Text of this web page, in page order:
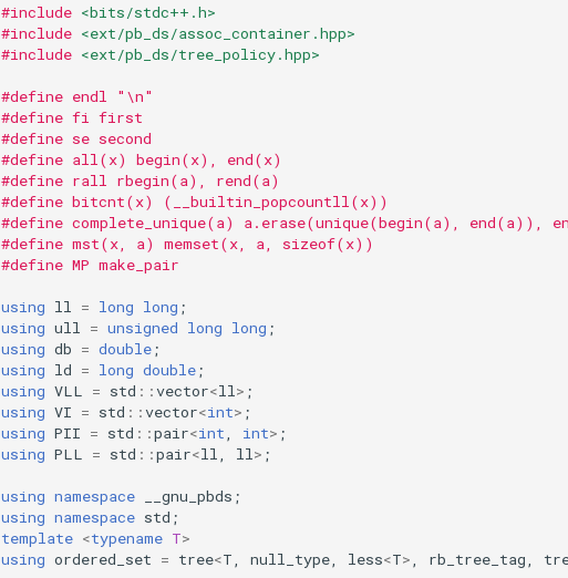
#include <bits/stdc++.h>
#include <ext/pb_ds/assoc_container.hpp>
#include <ext/pb_ds/tree_policy.hpp>
#define endl "\n"
#define fi first
#define se second
#define all(x) begin(x), end(x)
#define rall rbegin(a), rend(a)
#define bitcnt(x) (__builtin_popcountll(x))
#define complete_unique(a) a.erase(unique(begin(a), end(a)),
#define mst(x, a) memset(x, a, sizeof(x))
#define MP make_pair
using ll = long long ;
using ull = unsigned long long ;
using db = double;
using ld = long double;
using VLL = std ::vector<ll> ;
using VI = std ::vector<int> ;
using PII = std ::pair<int, int> ;
using PLL = std ::pair<ll, ll> ;
using namespace __gnu_pbds ;
using namespace std ;
template <typename T>
using ordered_set = tree<T, null_type, less<T>, rb_tree_tag,